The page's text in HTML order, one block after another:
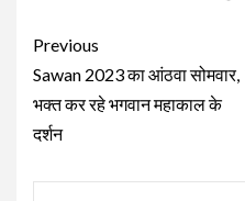
Continue
Reading
Previous
Sawan 2023 का आंठवा सोमवार,
भक्त कर रहे भगवान महाकाल के
दर्शन